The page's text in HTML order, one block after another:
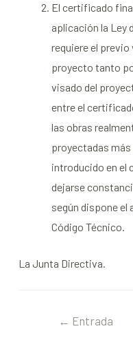
El certificado
aplicación la Ley
requiere el
proyecto tanto
visado del
entre el
las obras
proyectadas
introducido en el
dejarse
según dispone el
Código Técnico.
La Junta Directiva.
← Entrada